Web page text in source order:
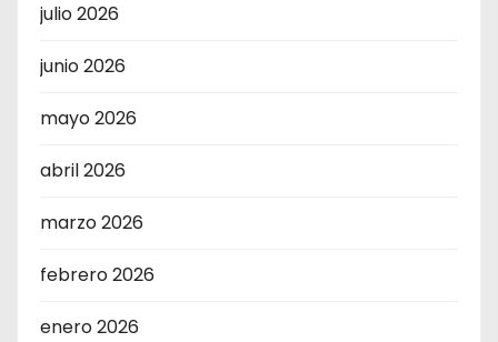
julio 2026
junio 2026
mayo 2026
abril 2026
marzo 2026
febrero 2026
enero 2026